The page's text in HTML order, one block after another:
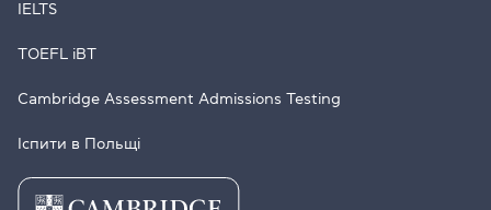
IELTS
TOEFL iBT
Cambridge Assessment Admissions Testing
Іспити в Польщі